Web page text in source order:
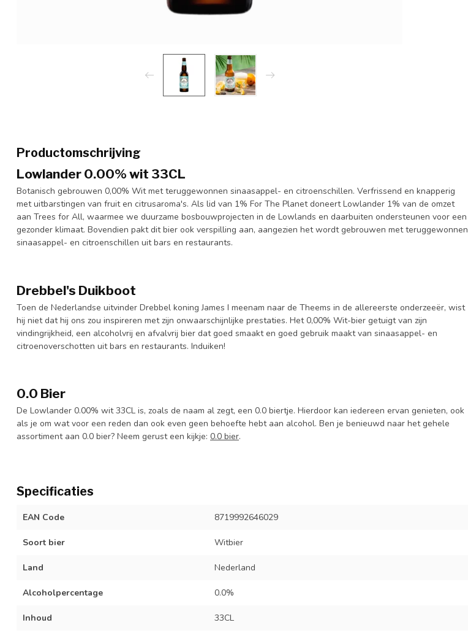
Productomschrijving
Lowlander 0.00% wit 33CL
Botanisch gebrouwen 0,00% Wit met teruggewonnen sinaasappel- en citroenschillen. Verfrissend en knapperig
met uitbarstingen van fruit en citrusaroma's. Als lid van 1% For The Planet doneert Lowlander 1% van de omzet
aan Trees for All, waarmee we duurzame bosbouwprojecten in de Lowlands en daarbuiten ondersteunen voor een
gezonder klimaat. Bovendien pakt dit bier ook verspilling aan, aangezien het wordt gebrouwen met teruggewonnen
sinaasappel- en citroenschillen uit bars en restaurants.
Drebbel's Duikboot
Toen de Nederlandse uitvinder Drebbel koning James I meenam naar de Theems in de allereerste onderzeeër, wist
hij niet dat hij ons zou inspireren met zijn onwaarschijnlijke prestaties. Het 0,00% Wit-bier getuigt van zijn
vindingrijkheid, een alcoholvrij en afvalvrij bier dat goed smaakt en goed gebruik maakt van sinaasappel- en
citroenoverschotten uit bars en restaurants. Induiken!
0.0 Bier
De Lowlander 0.00% wit 33CL is, zoals de naam al zegt, een 0.0 biertje. Hierdoor kan iedereen ervan genieten, ook
als je om wat voor een reden dan ook even geen behoefte hebt aan alcohol. Ben je benieuwd naar het gehele
assortiment aan 0.0 bier? Neem gerust een kijkje: 0.0 bier.
Specificaties
EAN Code 8719992646029
Soort bier Witbier
Land Nederland
Alcoholpercentage 0.0%
Inhoud 33CL